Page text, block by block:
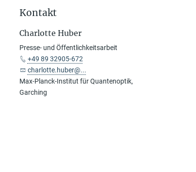
Kontakt
Charlotte Huber
Presse- und Öffentlichkeitsarbeit
+49 89 32905-672
charlotte.huber@...
Max-Planck-Institut für Quantenoptik,
Garching